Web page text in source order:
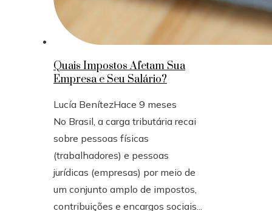
Quais Impostos Afetam Sua
Empresa e Seu Salário?
Lucía BenítezHace 9 meses
No Brasil, a carga tributária recai
sobre pessoas físicas
(trabalhadores) e pessoas
jurídicas (empresas) por meio de
um conjunto amplo de impostos,
contribuições e encargos sociais...